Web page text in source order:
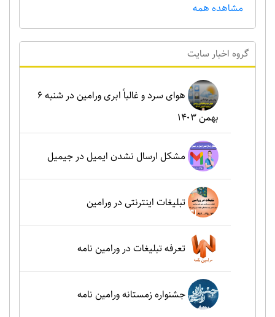
مشاهده همه
گروه اخبار سايت
هوای سرد و غالباً ابری ورامین در شنبه ۶
بهمن ۱۴۰۳
مشکل ارسال نشدن ایمیل در جیمیل
تبلیغات اینترنتی در ورامین
تعرفه تبلیغات در ورامین نامه
جشنواره زمستانه ورامین نامه